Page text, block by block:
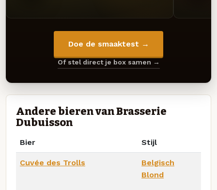
Doe de smaaktest →
Of stel direct je box samen →
Andere bieren van Brasserie
Dubuisson
Bier Stijl
Cuvée des Trolls
Belgisch
Blond